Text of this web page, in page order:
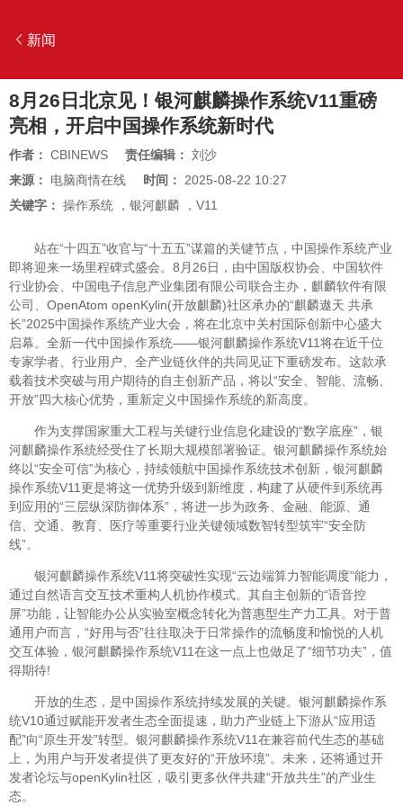
新闻
8月26日北京见！银河麒麟操作系统V11重磅
亮相，开启中国操作系统新时代
作者： CBINEWS 责任编辑： 刘沙
来源： 电脑商情在线 时间： 2025-08-22 10:27
关键字： 操作系统 ， 银河麒麟 ， V11
站在“十四五”收官与“十五五”谋篇的关键节点，中国操作系统产业
即将迎来一场里程碑式盛会。8月26日，由中国版权协会、中国软件
行业协会、中国电子信息产业集团有限公司联合主办，麒麟软件有限
公司、OpenAtom openKylin(开放麒麟)社区承办的“麒麟遨天 共承
长”2025中国操作系统产业大会，将在北京中关村国际创新中心盛大
启幕。全新一代中国操作系统——银河麒麟操作系统V11将在近千位
专家学者、行业用户、全产业链伙伴的共同见证下重磅发布。这款承
载着技术突破与用户期待的自主创新产品，将以“安全、智能、流畅、
开放”四大核心优势，重新定义中国操作系统的新高度。
作为支撑国家重大工程与关键行业信息化建设的“数字底座”，银
河麒麟操作系统经受住了长期大规模部署验证。银河麒麟操作系统始
终以“安全可信”为核心，持续领航中国操作系统技术创新，银河麒麟
操作系统V11更是将这一优势升级到新维度，构建了从硬件到系统再
到应用的“三层纵深防御体系”，将进一步为政务、金融、能源、通
信、交通、教育、医疗等重要行业关键领域数智转型筑牢“安全防
线”。
银河麒麟操作系统V11将突破性实现“云边端算力智能调度”能力，
通过自然语言交互技术重构人机协作模式。其自主创新的“语音控
屏”功能，让智能办公从实验室概念转化为普惠型生产力工具。对于普
通用户而言，“好用与否”往往取决于日常操作的流畅度和愉悦的人机
交互体验，银河麒麟操作系统V11在这一点上也做足了“细节功夫”，值
得期待!
开放的生态，是中国操作系统持续发展的关键。银河麒麟操作系
统V10通过赋能开发者生态全面提速，助力产业链上下游从“应用适
配”向“原生开发”转型。银河麒麟操作系统V11在兼容前代生态的基础
上，为用户与开发者提供了更友好的“开放环境”。未来，还将通过开
发者论坛与openKylin社区，吸引更多伙伴共建“开放共生”的产业生
态。